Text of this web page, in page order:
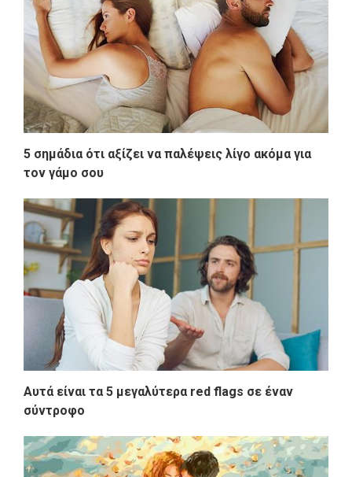
5 σημάδια ότι αξίζει να παλέψεις λίγο ακόμα για
τον γάμο σου
Αυτά είναι τα 5 μεγαλύτερα red flags σε έναν
σύντροφο